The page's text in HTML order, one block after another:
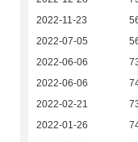
2022-11-23
2022-07-05
2022-06-06
2022-06-06
2022-02-21
2022-01-26